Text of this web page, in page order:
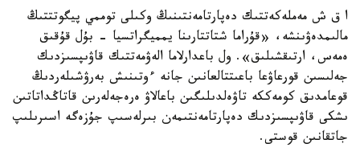
ا ق ش مەملەكەتتىك دەپارتامەنتىنىڭ وكىلى توممي پيگوتتتىڭ
مالىمدەۋىنشە، «قۇراما شتاتتارىنا يمميگراتسيا - بۇل قۇقىق
ەمەس، ارتىقشىلىق». ول باعدارلاما الەۋمەتتىك قاۋىپسىزدىك
جەلىسىن قورعاۋعا باعىتتالعانىن جانە ءوتىنىش بەرۋشىلەردىڭ
قوعامدىق كومەككە تاۋەلدىلىگىن باعالاۋ ەرەجەلەرىن قاتاڭداتاتىن
ىشكى قاۋىپسىزدىك دەپارتامەنتىمەن بىرلەسىپ جۇزەگە اسىرىلىپ
جاتقانىن قوستى.